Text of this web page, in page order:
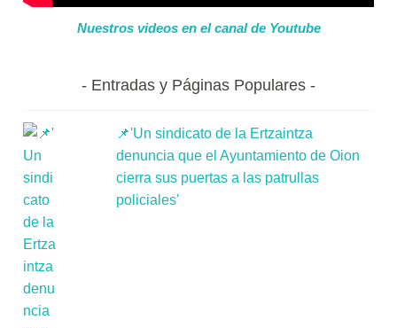
Nuestros videos en el canal de Youtube
Entradas y Páginas Populares
📌'Un sindicato de la Ertzaintza
denuncia que el Ayuntamiento de Oion
cierra sus puertas a las patrullas
policiales'